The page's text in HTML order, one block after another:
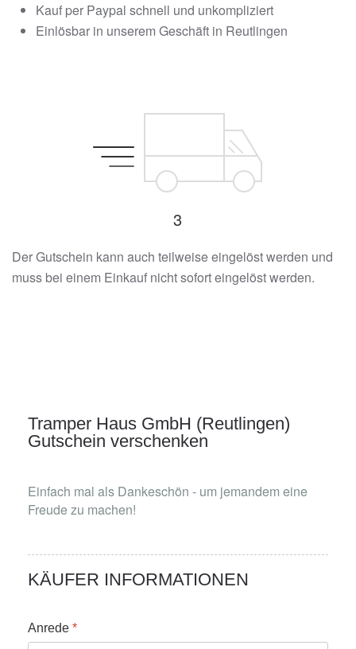
Kauf per Paypal schnell und unkompliziert
Einlösbar in unserem Geschäft in Reutlingen
3
Der Gutschein kann auch teilweise eingelöst werden und
muss bei einem Einkauf nicht sofort eingelöst werden.
Tramper Haus GmbH (Reutlingen)
Gutschein verschenken
Einfach mal als Dankeschön - um jemandem eine
Freude zu machen!
KÄUFER INFORMATIONEN
Anrede *